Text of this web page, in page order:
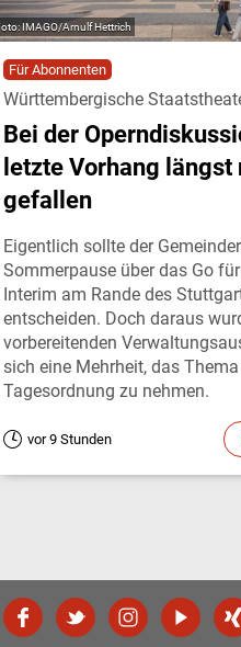
IMAGO/Arnulf Hettrich
Für Abonnenten
Württembergische
Bei der
letzte Vorhang längst
gefallen
Eigentlich sollte der
Sommerpause über das Go
Interim am Rande des
entscheiden. Doch daraus
vorbereitenden
sich eine Mehrheit, das
Tagesordnung zu nehmen.
vor 9 Stunden